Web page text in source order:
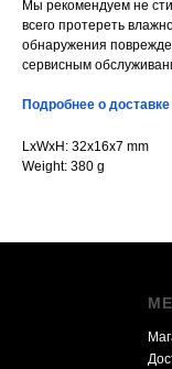
Мы рекомендуем не
всего протереть
обнаружения
сервисным
Подробнее о
LxWxH: 32x16x7 mm
Weight: 380 g